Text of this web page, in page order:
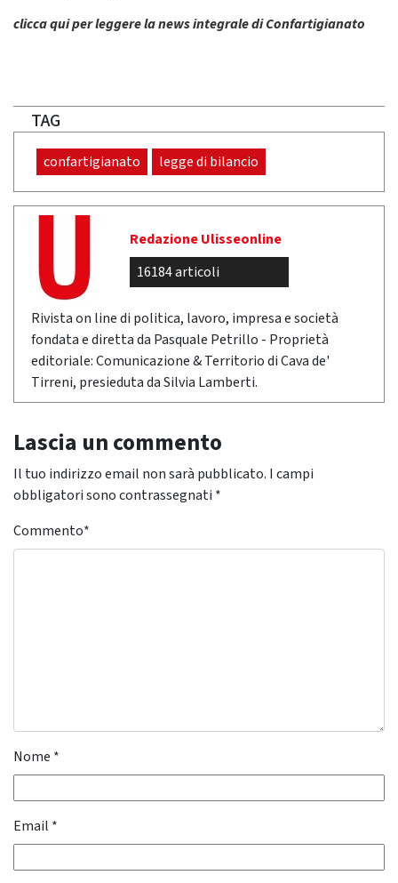
clicca qui per leggere la news integrale di Confartigianato
TAG
confartigianato legge di bilancio
Redazione Ulisseonline
16184 articoli
Rivista on line di politica, lavoro, impresa e società
fondata e diretta da Pasquale Petrillo - Proprietà
editoriale: Comunicazione & Territorio di Cava de'
Tirreni, presieduta da Silvia Lamberti.
Lascia un commento
Il tuo indirizzo email non sarà pubblicato. I campi
obbligatori sono contrassegnati *
Commento*
Nome *
Email *